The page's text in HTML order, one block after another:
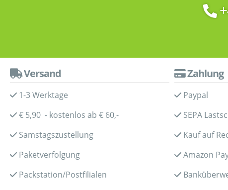
Versand
1-3 Werktage
€ 5,90 - kostenlos ab € 60,-
Samstagszustellung
Paketverfolgung
Packstation/Postfilialen
Zahlung
Paypal
SEPA
Kauf auf
Amazon